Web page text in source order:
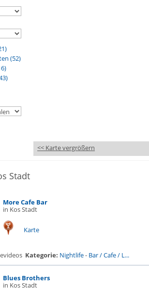
(52)
<< Karte vergrößern
Stadt
More Cafe Bar
in Kos Stadt
Karte
Kategorie: Nightlife- Bar / Cafe / L...
Blues Brothers
in Kos Stadt